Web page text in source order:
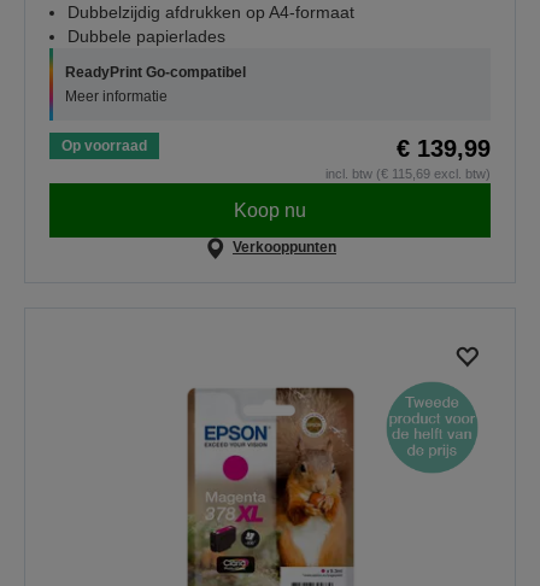
Dubbelzijdig afdrukken op A4-formaat
Dubbele papierlades
ReadyPrint Go-compatibel
Meer informatie
Op voorraad € 139,99
incl. btw (€ 115,69 excl. btw)
Koop nu
Verkooppunten